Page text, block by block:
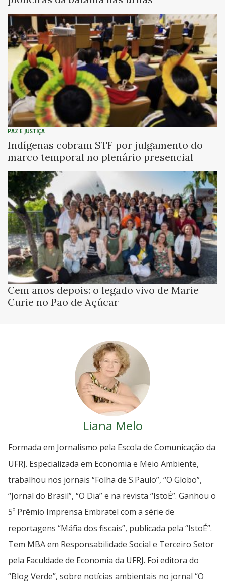
PAZ E JUSTIÇA
Indígenas cobram STF por julgamento do
marco temporal no plenário presencial
Cem anos depois: o legado vivo de Marie
Curie no Pão de Açúcar
Liana Melo
Formada em Jornalismo pela Escola de Comunicação da
UFRJ. Especializada em Economia e Meio Ambiente,
trabalhou nos jornais “Folha de S.Paulo”, “O Globo”,
“Jornal do Brasil”, “O Dia” e na revista “IstoÉ”. Ganhou o
5º Prêmio Imprensa Embratel com a série de
reportagens “Máfia dos fiscais”, publicada pela “IstoÉ”.
Tem MBA em Responsabilidade Social e Terceiro Setor
pela Faculdade de Economia da UFRJ. Foi editora do
“Blog Verde”, sobre notícias ambientais no jornal “O